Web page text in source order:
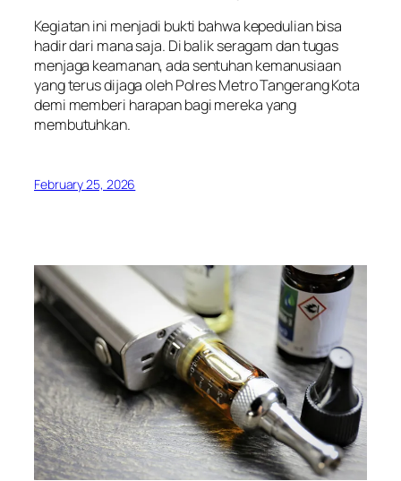
Kegiatan ini menjadi bukti bahwa kepedulian bisa
hadir dari mana saja. Di balik seragam dan tugas
menjaga keamanan, ada sentuhan kemanusiaan
yang terus dijaga oleh Polres Metro Tangerang Kota
demi memberi harapan bagi mereka yang
membutuhkan.
February 25, 2026